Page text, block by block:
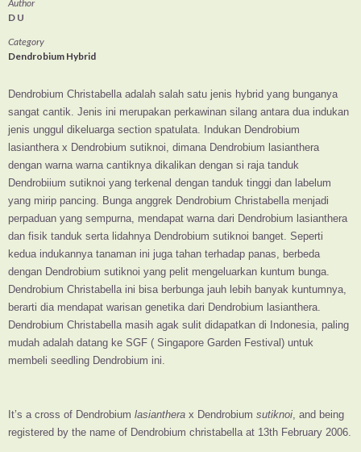
Author
D U
Category
Dendrobium Hybrid
Dendrobium Christabella adalah salah satu jenis hybrid yang bunganya
sangat cantik. Jenis ini merupakan perkawinan silang antara dua indukan
jenis unggul dikeluarga section spatulata. Indukan Dendrobium
lasianthera x Dendrobium sutiknoi, dimana Dendrobium lasianthera
dengan warna warna cantiknya dikalikan dengan si raja tanduk
Dendrobiium sutiknoi yang terkenal dengan tanduk tinggi dan labelum
yang mirip pancing. Bunga anggrek Dendrobium Christabella menjadi
perpaduan yang sempurna, mendapat warna dari Dendrobium lasianthera
dan fisik tanduk serta lidahnya Dendrobium sutiknoi banget. Seperti
kedua indukannya tanaman ini juga tahan terhadap panas, berbeda
dengan Dendrobium sutiknoi yang pelit mengeluarkan kuntum bunga.
Dendrobium Christabella ini bisa berbunga jauh lebih banyak kuntumnya,
berarti dia mendapat warisan genetika dari Dendrobium lasianthera.
Dendrobium Christabella masih agak sulit didapatkan di Indonesia, paling
mudah adalah datang ke SGF ( Singapore Garden Festival) untuk
membeli seedling Dendrobium ini.
It’s a cross of Dendrobium lasianthera x Dendrobium sutiknoi, and being
registered by the name of Dendrobium christabella at 13th February 2006.